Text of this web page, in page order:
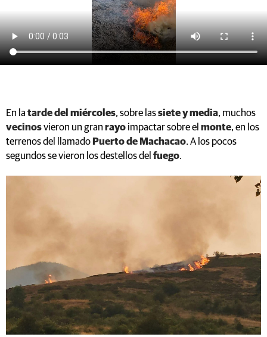
En la tarde del miércoles, sobre lassiete y media, muchos
vecinosvieron un gran rayo impactar sobre el monte, en los
terrenos del llamado Puerto de Machacao. A los pocos
segundos se vieron los destellos del fuego.